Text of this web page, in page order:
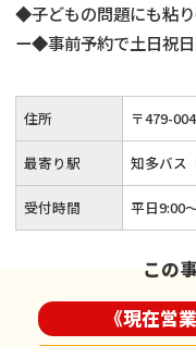
◆子どもの問題にも粘
ー◆事前予約で土日祝
住所 〒479-
最寄り駅 知多バス
受付時間 平日9:00
この
《現在営